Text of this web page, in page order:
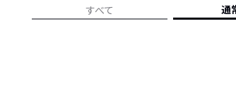
人気記事ランキ
すべて 通